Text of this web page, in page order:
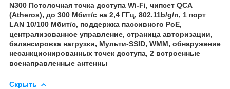
N300 Потолочная точка доступа Wi-Fi, чипсет QCА
(Atheros), до 300 Мбит/с на 2,4 ГГц, 802.11b/g/n, 1 порт
LAN 10/100 Мбит/с, поддержка пассивного PoE,
централизованное управление, страница авторизации,
балансировка нагрузки, Мульти-SSID, WMM, обнаружение
несанкционированных точек доступа, 2 встроенные
всенаправленные антенны
Скрыть